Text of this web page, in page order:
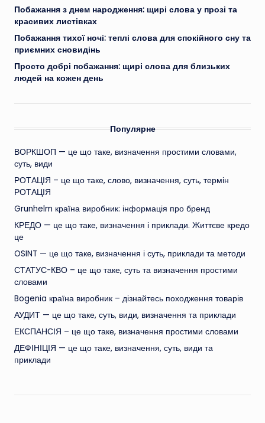
Побажання з днем народження: щирі слова у прозі та
красивих листівках
Побажання тихої ночі: теплі слова для спокійного сну та
приємних сновидінь
Просто добрі побажання: щирі слова для близьких
людей на кожен день
Популярне
ВОРКШОП — це що таке, визначення простими словами,
суть, види
РОТАЦІЯ – це що таке, слово, визначення, суть, термін
РОТАЦІЯ
Grunhelm країна виробник: інформація про бренд
КРЕДО — це що таке, визначення і приклади. Життєве кредо
це
OSINT — це що таке, визначення і суть, приклади та методи
СТАТУС-КВО – це що таке, суть та визначення простими
словами
Bogenia країна виробник – дізнайтесь походження товарів
АУДИТ — це що таке, суть, види, визначення та приклади
ЕКСПАНСІЯ – це що таке, визначення простими словами
ДЕФІНІЦІЯ — це що таке, визначення, суть, види та
приклади